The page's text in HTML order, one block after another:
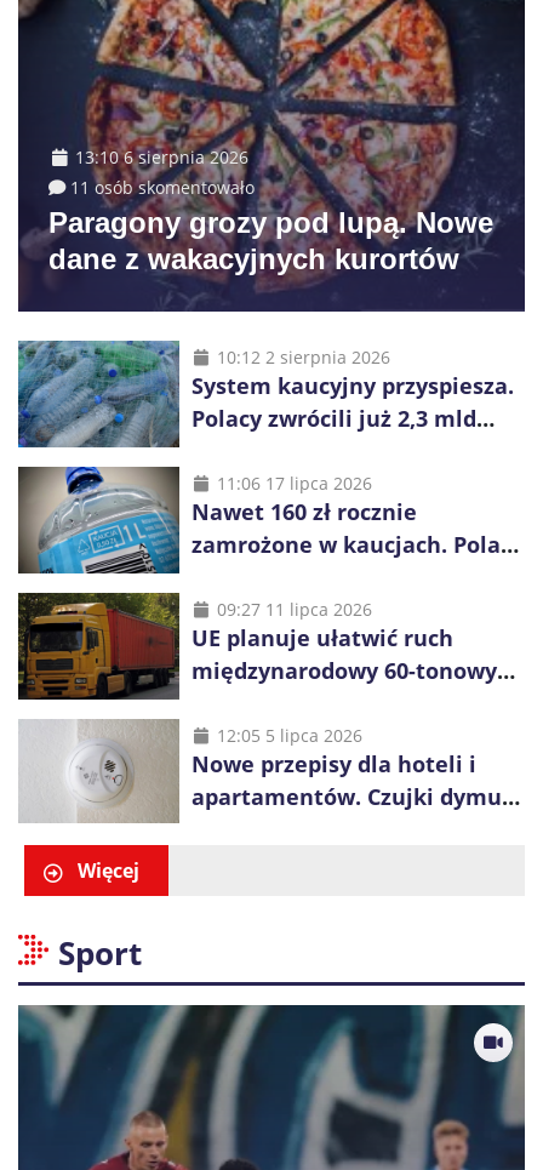
13:10 6 sierpnia 2026
11 osób skomentowało
Paragony grozy pod lupą. Nowe
dane z wakacyjnych kurortów
10:12 2 sierpnia 2026
System kaucyjny przyspiesza.
Polacy zwrócili już 2,3 mld
11:06 17 lipca 2026
Nawet 160 zł rocznie
zamrożone w kaucjach. Polacy
vouchery
09:27 11 lipca 2026
UE planuje ułatwić ruch
międzynarodowy 60-tonowych
konkurencji
12:05 5 lipca 2026
Nowe przepisy dla hoteli i
apartamentów. Czujki dymu
Więcej
Sport